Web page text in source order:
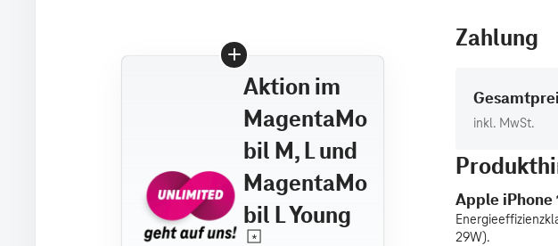
Aktion im
MagentaMo
bil M, L und
MagentaMo
bil L Young
Zahlung
inkl. MwSt.
Apple iPhone
29W).